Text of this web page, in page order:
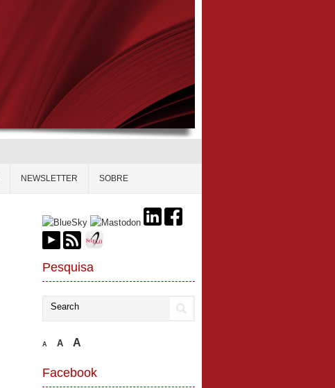
NEWSLETTER SOBRE
Pesquisa
A A A
Facebook